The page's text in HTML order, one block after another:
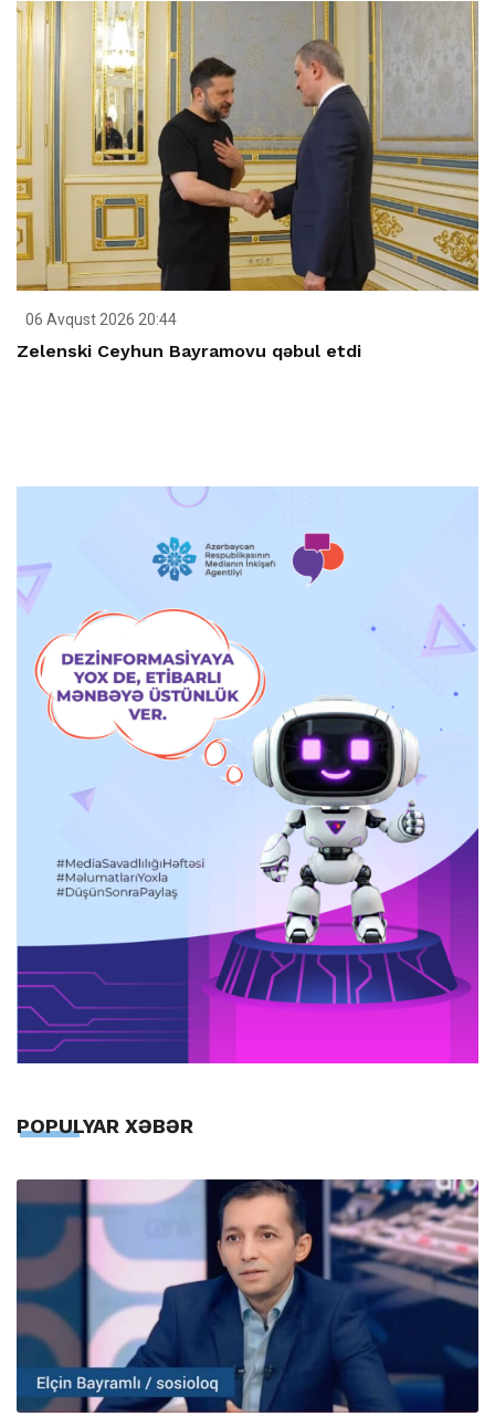
06 Avqust 2026 20:44
Zelenski Ceyhun Bayramovu qəbul etdi
POPULYAR XƏBƏR